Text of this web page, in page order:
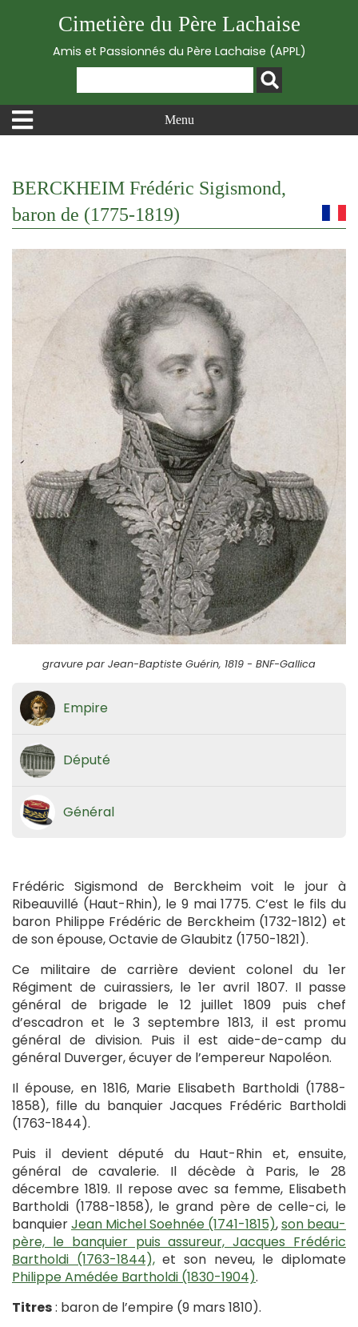
Cimetière du Père Lachaise
Amis et Passionnés du Père Lachaise (APPL)
Menu
BERCKHEIM Frédéric Sigismond,
baron de (1775-1819)
gravure par Jean-Baptiste Guérin, 1819 - BNF-Gallica
Empire
Député
Général
Frédéric Sigismond de Berckheim voit le jour à
Ribeauvillé (Haut-Rhin), le 9 mai 1775. C’est le fils du
baron Philippe Frédéric de Berckheim (1732-1812) et
de son épouse, Octavie de Glaubitz (1750-1821).
Ce militaire de carrière devient colonel du 1er
Régiment de cuirassiers, le 1er avril 1807. Il passe
général de brigade le 12 juillet 1809 puis chef
d’escadron et le 3 septembre 1813, il est promu
général de division. Puis il est aide-de-camp du
général Duverger, écuyer de l’empereur Napoléon.
Il épouse, en 1816, Marie Elisabeth Bartholdi (1788-
1858), fille du banquier Jacques Frédéric Bartholdi
(1763-1844).
Puis il devient député du Haut-Rhin et, ensuite,
général de cavalerie. Il décède à Paris, le 28
décembre 1819. Il repose avec sa femme, Elisabeth
Bartholdi (1788-1858), le grand père de celle-ci, le
banquierJean Michel Soehnée (1741-1815),son beau-
père, le banquier puis assureur, Jacques Frédéric
Bartholdi (1763-1844),et son neveu, le diplomate
Philippe Amédée Bartholdi (1830-1904).
Titres: baron de l’empire (9 mars 1810).